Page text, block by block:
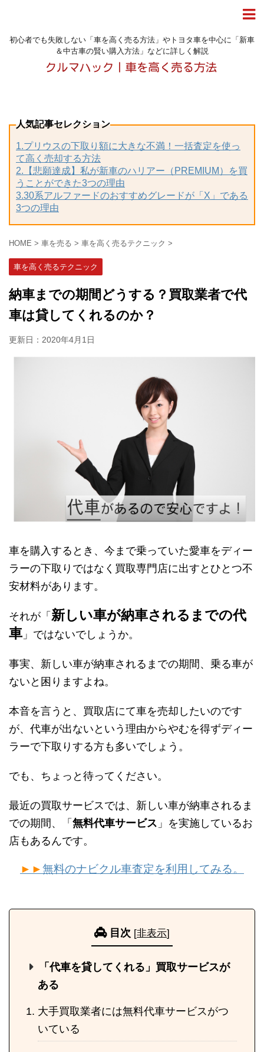
初心者でも失敗しない「車を高く売る方法」やトヨタ車を中心に「新車
＆中古車の賢い購入方法」などに詳しく解説
人気記事セレクション
1.プリウスの下取り額に大きな不満！一括査定を使っ
て高く売却する方法
2.【悲願達成】私が新車のハリアー（PREMIUM）を買
うことができた3つの理由
3.30系アルファードのおすすめグレードが「X」である
3つの理由
HOME > 車を売る > 車を高く売るテクニック >
車を高く売るテクニック
納車までの期間どうする？買取業者で代
車は貸してくれるのか？
更新日： 2020年4月1日
車を購入するとき、今まで乗っていた愛車をディー
ラーの下取りではなく買取専門店に出すとひとつ不
安材料があります。
それが「 新しい車が納車されるまでの代
車 」ではないでしょうか。
事実、新しい車が納車されるまでの期間、乗る車が
ないと困りますよね。
本音を言うと、買取店にて車を売却したいのです
が、代車が出ないという理由からやむを得ずディー
ラーで下取りする方も多いでしょう。
でも、ちょっと待ってください。
最近の買取サービスでは、新しい車が納車されるま
での期間、「 無料代車サービス 」を実施しているお
店もあるんです。
►►無料のナビクル車査定を利用してみる。
目次 [非表示]
「代車を貸してくれる」買取サービスが
ある
大手買取業者には無料代車サービスがつ
いている